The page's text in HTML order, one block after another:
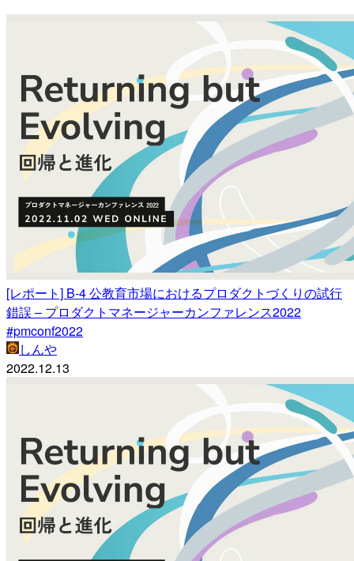
[レポート] B-4 公教育市場におけるプロダクトづくりの試行
錯誤 – プロダクトマネージャーカンファレンス2022
#pmconf2022
しんや
2022.12.13